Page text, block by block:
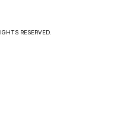
RESERVED.